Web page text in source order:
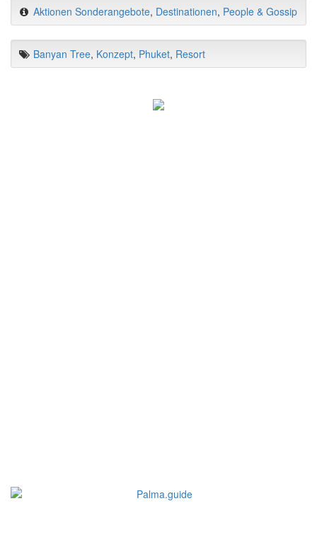
Aktionen Sonderangebote, Destinationen, People & Gossip
Banyan Tree, Konzept, Phuket, Resort